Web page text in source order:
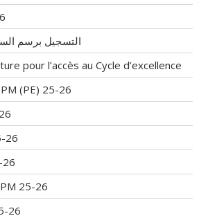
التسجيل برسم السنة
pour l’accès au Cycle d’excellence
(PE) 25-26
26
26
25-26
26